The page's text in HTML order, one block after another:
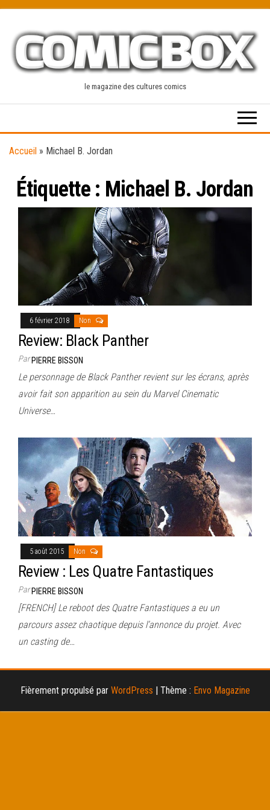
content
le magazine des cultures comics
Accueil » Michael B. Jordan
Étiquette : Michael B. Jordan
6 février 2018 Non
Review: Black Panther
ParPIERRE BISSON
Le personnage de Black Panther revient sur les écrans, après
avoir fait son apparition au sein du Marvel Cinematic
Universe…
5 août 2015 Non
Review : Les Quatre Fantastiques
ParPIERRE BISSON
[FRENCH] Le reboot des Quatre Fantastiques a eu un
parcours assez chaotique depuis l’annonce du projet. Avec
un casting de…
Fièrement propulsé par WordPress Thème : Envo Magazine